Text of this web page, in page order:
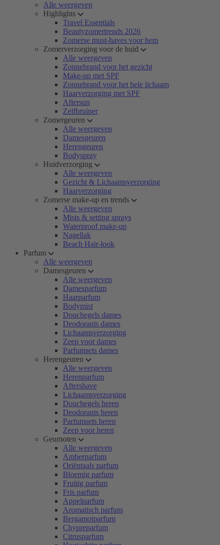
Alle weergeven
Highlights
Travel Essentials
Beautyzomertrends 2026
Zomerse must-haves voor hem
Zomerverzorging voor de huid
Alle weergeven
Zonnebrand voor het gezicht
Make-up met SPF
Zonnebrand voor het hele lichaam
Haarverzorging met SPF
Aftersun
Zelfbruiner
Zomergeuren
Alle weergeven
Damesgeuren
Herengeuren
Bodyspray
Huidverzorging
Alle weergeven
Gezicht & Lichaamsverzorging
Haarverzorging
Zomerse make-up en trends
Alle weergeven
Mists & setting sprays
Waterproof make-up
Nagellak
Beach Hair-look
Parfum
Alle weergeven
Damesgeuren
Alle weergeven
Damesparfum
Haarparfum
Bodymist
Douchegels dames
Deodorants dames
Lichaamsverzorging
Zeep voor dames
Parfumsets dames
Herengeuren
Alle weergeven
Herenparfum
Aftershave
Lichaamsverzorging
Douchegels heren
Deodorants heren
Parfumsets heren
Zeep voor heren
Geurnoten
Alle weergeven
Amberparfum
Oriëntaals parfum
Bloemig parfum
Fruitig parfum
Fris parfum
Appelparfum
Aromatisch parfum
Bergamotparfum
Chypreparfum
Citrusparfum